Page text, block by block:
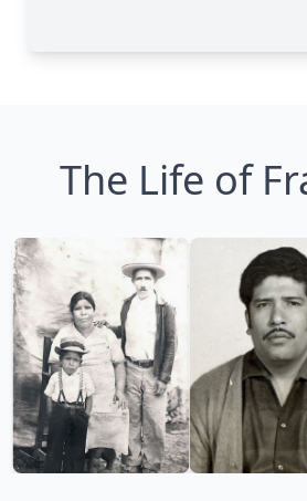
The Life of